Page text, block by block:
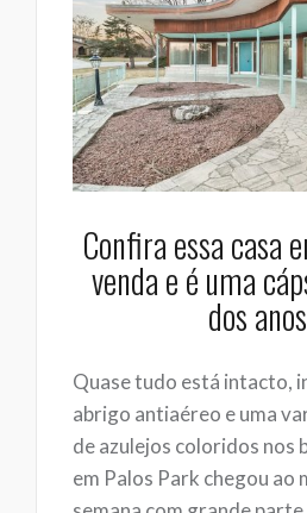
Confira essa casa
venda e é uma
dos
Quase tudo está intacto,
abrigo antiaéreo e uma
de azulejos coloridos nos
em Palos Park chegou ao